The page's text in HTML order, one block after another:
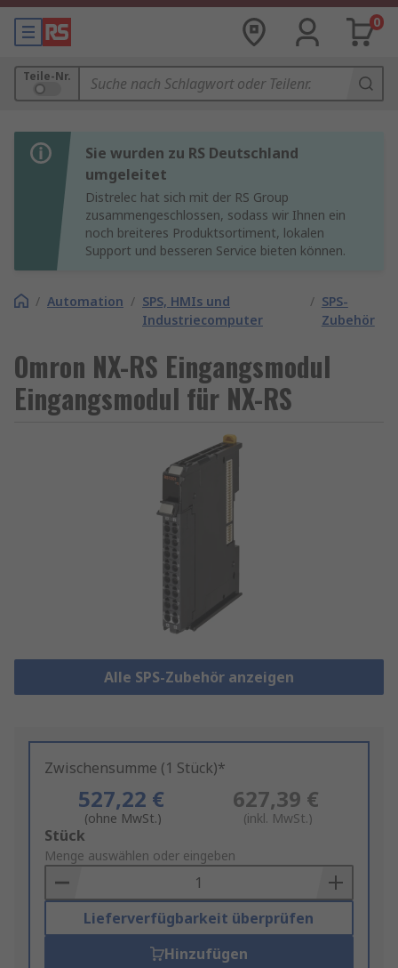
0
Teile-Nr.
Sie wurden zu RS Deutschland
umgeleitet
Distrelec hat sich mit der RS Group
zusammengeschlossen, sodass wir Ihnen ein
noch breiteres Produktsortiment, lokalen
Support und besseren Service bieten können.
/ Automation / SPS, HMIs und
Industriecomputer
/ SPS-
Zubehör
Omron NX-RS Eingangsmodul
Eingangsmodul für NX-RS
Alle SPS-Zubehör anzeigen
Zwischensumme (1 Stück)*
527,22 €
(ohne MwSt.)
627,39 €
(inkl. MwSt.)
Add
to
Basket
Stück
Menge auswählen oder eingeben
Lieferverfügbarkeit überprüfen
Hinzufügen